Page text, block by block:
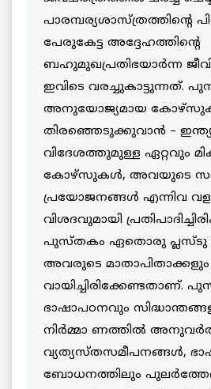
പാരമ്പര്യശാസ്ത്രത്തിന്റെ
പേരുകേട്ട അദ്ദേഹത്തിന്റെ
ബഹുമുഖപ്രതിഭയാര്‍ന്ന
ഇവിടെ വരച്ചുകാട്ടുന്നത്.
അനുയോജ്യമായ
തിരഞ്ഞെടുക്കുവാന്‍ –
വിദേശത്തുമുള്ള ഏറ്റവും
കോഴ്‌സുകള്‍, അവയുടെ
പ്രയോജനങ്ങള്‍ എന്നിവ
വിശദവുമായി
പുസ്തകം ഏതൊരു പ്ലസ്ടു
അവരുടെ
വായിച്ചിരിക്കേണ്ടതാണ്.
ഭാഷാപഠനവും
നിര്‍മ്മാ ണത്തില്‍
വ്യത്യസ്തസമീപനങ്ങള്‍,
ബോധനത്തിലും